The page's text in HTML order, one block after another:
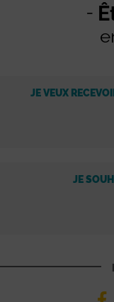
JE VEUX
JE